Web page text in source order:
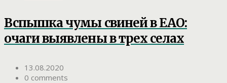
Вспышка чумы свиней в ЕАО:
очаги выявлены в трех селах
13.08.2020
0 comments